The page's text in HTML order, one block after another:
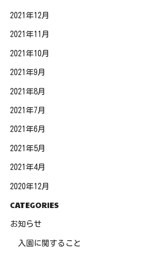
2021年12月
2021年11月
2021年10月
2021年9月
2021年8月
2021年7月
2021年6月
2021年5月
2021年4月
2020年12月
CATEGORIES
お知らせ
入園に関すること